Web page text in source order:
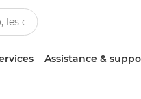
Assistance &